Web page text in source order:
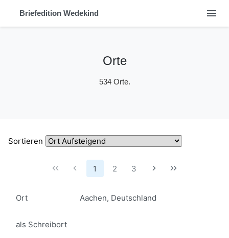
Briefedition Wedekind menu
Orte
534 Orte.
Sortieren
1 2 3
Ort Aachen, Deutschland
als Schreibort